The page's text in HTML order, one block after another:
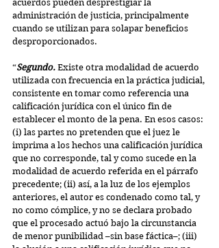
acuerdos pueden desprestigiar la
administración de justicia, principalmente
cuando se utilizan para solapar beneficios
desproporcionados.
“Segundo. Existe otra modalidad de acuerdo
utilizada con frecuencia en la práctica judicial,
consistente en tomar como referencia una
calificación jurídica con el único fin de
establecer el monto de la pena. En esos casos:
(i) las partes no pretenden que el juez le
imprima a los hechos una calificación jurídica
que no corresponde, tal y como sucede en la
modalidad de acuerdo referida en el párrafo
precedente; (ii) así, a la luz de los ejemplos
anteriores, el autor es condenado como tal, y
no como cómplice, y no se declara probado
que el procesado actuó bajo la circunstancia
de menor punibilidad –sin base fáctica–; (iii)